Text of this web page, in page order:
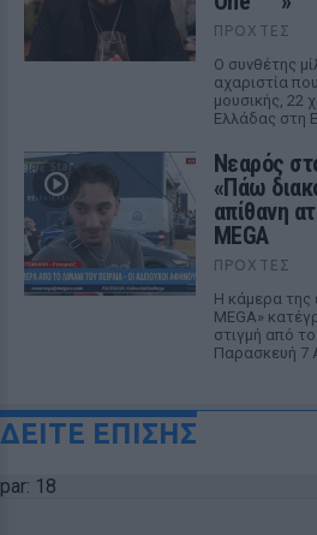
ΠΡΟΧΤΈΣ
Ο συνθέτης
αχαριστία
μουσικής, 22
Ελλάδας στη
Νεαρός
«Πάω
απίθανη
MEGA
ΠΡΟΧΤΈΣ
Η κάμερα της
MEGA»
στιγμή από το
Παρασκευή 7
ΔΕΙΤΕ ΕΠΙΣΗΣ
par: 18